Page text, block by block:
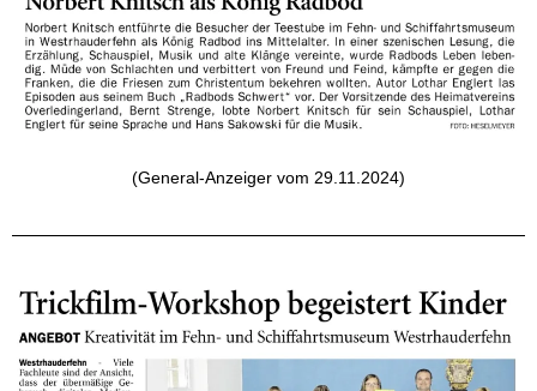
(General-Anzeiger vom 29.11.2024)